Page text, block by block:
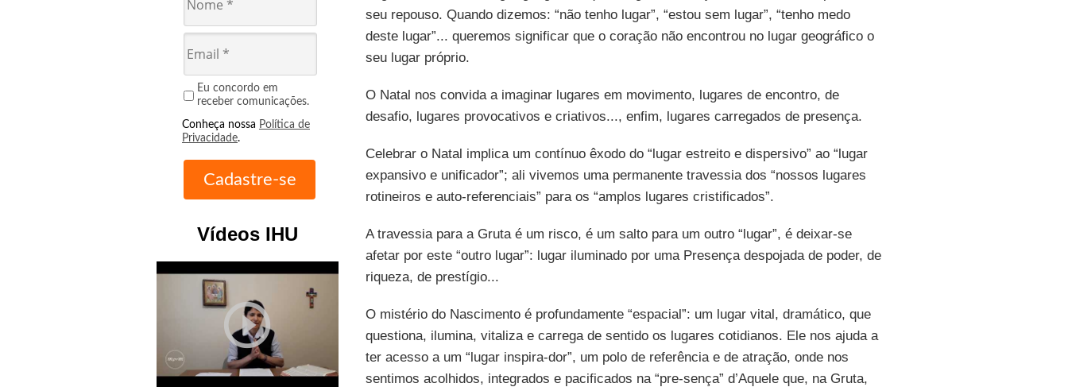
Eu concordo em
receber comunicações.
Conheça nossa Política de
Privacidade.
Vídeos IHU
play_circle_outline
seu repouso. Quando dizemos: “não tenho lugar”, “estou sem lugar”, “tenho medo
deste lugar”... queremos significar que o coração não encontrou no lugar geográfico o
seu lugar próprio.
O Natal nos convida a imaginar lugares em movimento, lugares de encontro, de
desafio, lugares provocativos e criativos..., enfim, lugares carregados de presença.
Celebrar o Natal implica um contínuo êxodo do “lugar estreito e dispersivo” ao “lugar
expansivo e unificador”; ali vivemos uma permanente travessia dos “nossos lugares
rotineiros e auto-referenciais” para os “amplos lugares cristificados”.
A travessia para a Gruta é um risco, é um salto para um outro “lugar”, é deixar-se
afetar por este “outro lugar”: lugar iluminado por uma Presença despojada de poder, de
riqueza, de prestígio...
O mistério do Nascimento é profundamente “espacial”: um lugar vital, dramático, que
questiona, ilumina, vitaliza e carrega de sentido os lugares cotidianos. Ele nos ajuda a
ter acesso a um “lugar inspira-dor”, um polo de referência e de atração, onde nos
sentimos acolhidos, integrados e pacificados na “pre-sença” d’Aquele que, na Gruta,